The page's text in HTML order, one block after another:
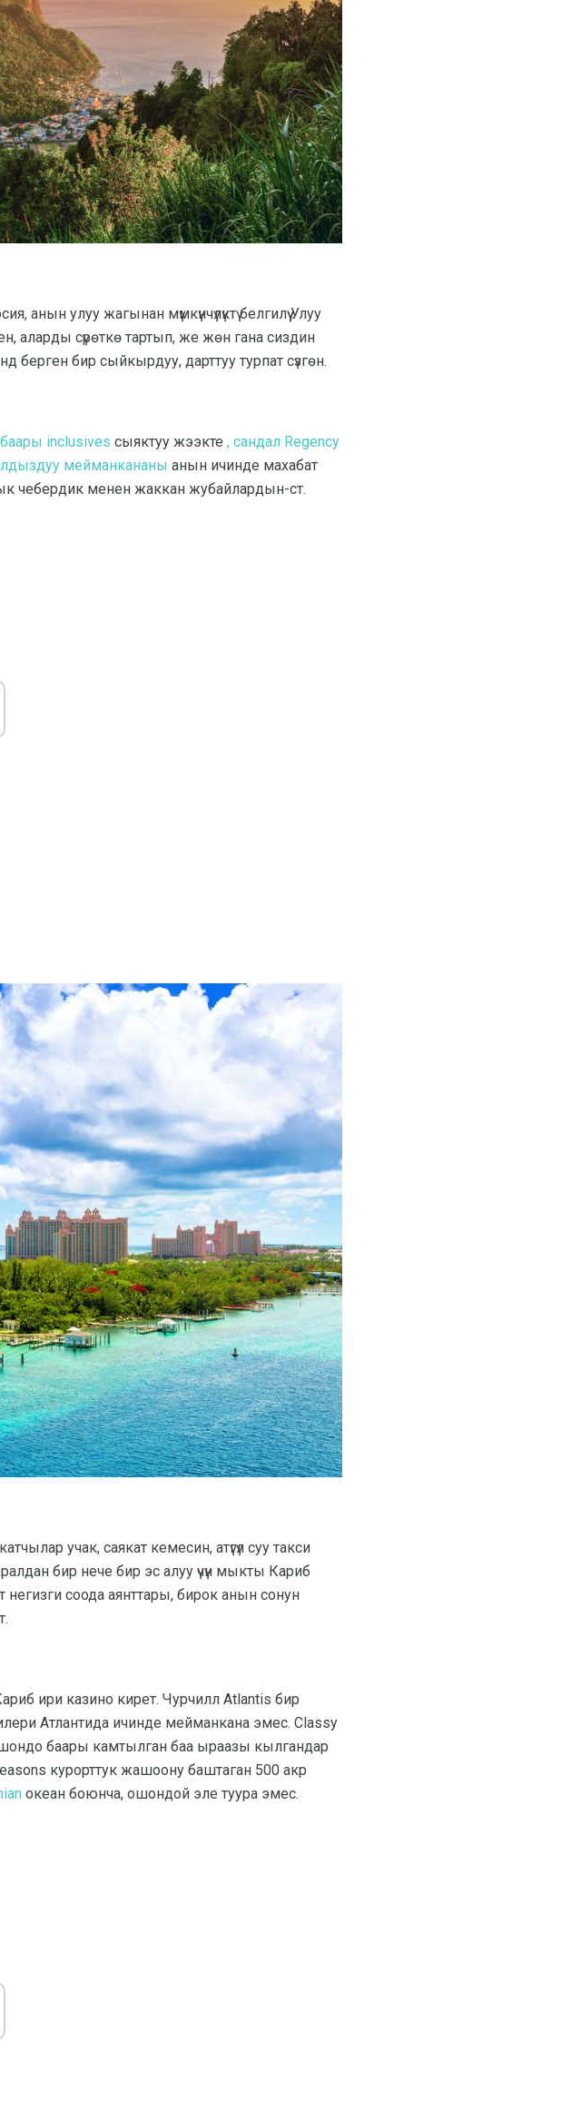
улуу жагынан мүмкүнчүлүктү белгилүү Улуу
аларды сүрөткө тартып, же жөн гана сиздин
бир сыйкырдуу, дарттуу турпат сүзгөн.
баары inclusives сыяктуу жээкте , сандал Regency
мейманкананы анын ичинде махабат
чебердик менен жаккан жубайлардын-ст.
учак, саякат кемесин, атүгүл суу такси
бир нече бир эс алуу үчүн мыкты Кариб
соода аянттары, бирок анын сонун
ири казино кирет. Чурчилл Atlantis бир
Атлантида ичинде мейманкана эмес. Classy
Ошондо баары камтылган баа ыраазы кылгандар
курорттук жашоону баштаган 500 акр
океан боюнча, ошондой эле туура эмес.